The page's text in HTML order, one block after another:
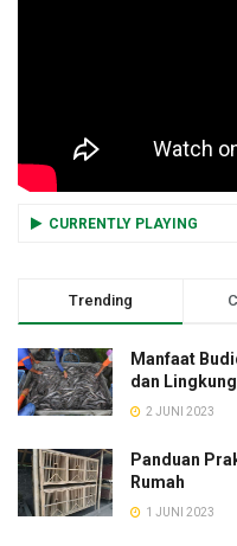
CURRENTLY PLAYING
Trending
Manfaat
dan
2 JUNI 2023
Panduan
Rumah
1 JUNI 2023